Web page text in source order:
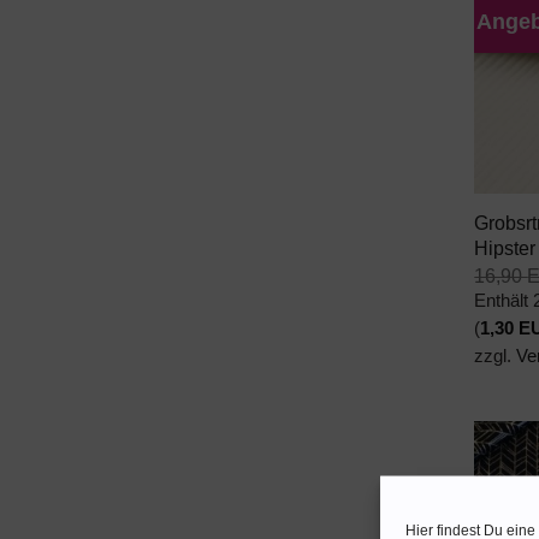
Hier findest Du
16,90
Enthält
(1,30
zzgl.